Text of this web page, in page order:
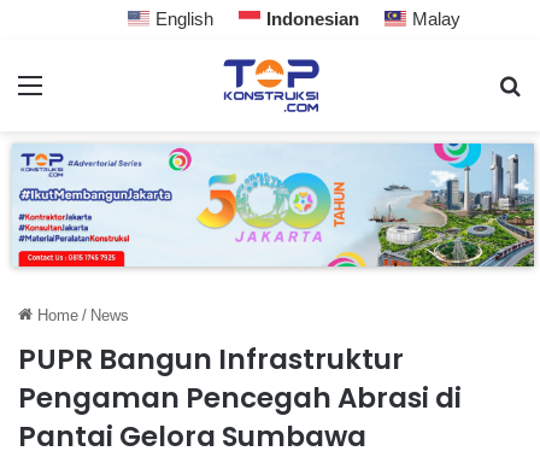
English Indonesian Malay
Home / News
PUPR Bangun Infrastruktur
Pengaman Pencegah Abrasi di
Pantai Gelora Sumbawa